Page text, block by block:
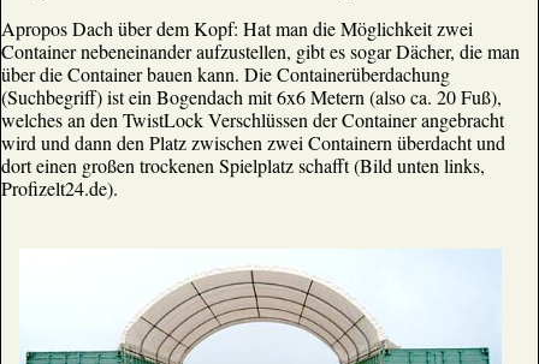
Apropos Dach über dem Kopf: Hat man die Möglichkeit zwei
Container nebeneinander aufzustellen, gibt es sogar Dächer, die man
über die Container bauen kann. Die Containerüberdachung
(Suchbegriff) ist ein Bogendach mit 6x6 Metern (also ca. 20 Fuß),
welches an den TwistLock Verschlüssen der Container angebracht
wird und dann den Platz zwischen zwei Containern überdacht und
dort einen großen trockenen Spielplatz schafft (Bild unten links,
Profizelt24.de).